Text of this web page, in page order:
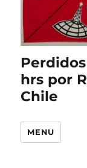
hrs por
Chile
MENU